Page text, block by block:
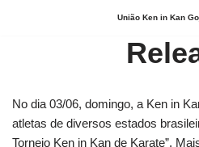
conteúdo
União Ken in Kan
No dia 03/06, domingo, a Ken in
atletas de diversos estados
Torneio Ken in Kan de Karate”.